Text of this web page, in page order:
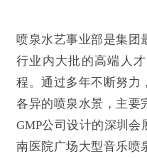
喷泉水艺事业部是集团
行业内大批的高端人
程。通过多年不断努力
各异的喷泉水景，主要
GMP公司设计的深圳
南医院广场大型音乐喷